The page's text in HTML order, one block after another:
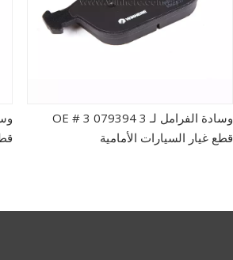
وسادة الفرامل لـ OE # 3 079394 3
قطع غيار السيارات الأمامية